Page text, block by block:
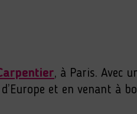
, à Paris. Avec
et en venant à